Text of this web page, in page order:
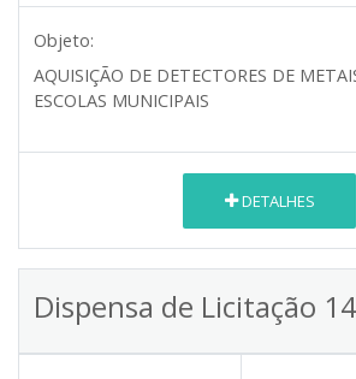
Objeto:
AQUISIÇÃO DE DETECTORES DE
ESCOLAS MUNICIPAIS
DETALHES
Dispensa de Licitação